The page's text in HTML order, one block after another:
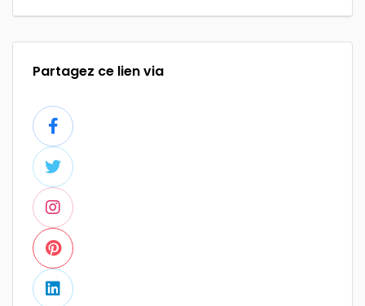
Partagez ce lien via